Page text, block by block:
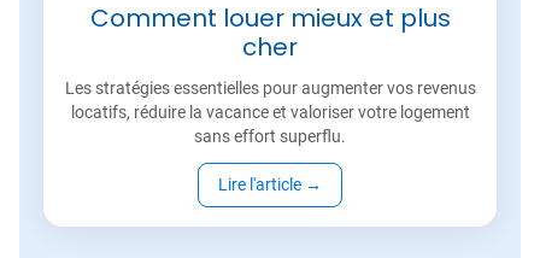
Comment louer mieux et plus
cher
Les stratégies essentielles pour augmenter vos revenus
locatifs, réduire la vacance et valoriser votre logement
sans effort superflu.
Lire l'article →